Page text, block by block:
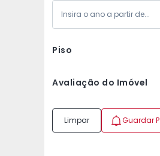
Piso
Avaliação do Imóvel
Limpar Guardar